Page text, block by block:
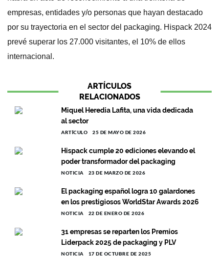
empresas, entidades y/o personas que hayan destacado
por su trayectoria en el sector del packaging. Hispack 2024
prevé superar los 27.000 visitantes, el 10% de ellos
internacional.
ARTÍCULOS
RELACIONADOS
Miquel Heredia Lafita, una vida dedicada
al sector
ARTÍCULO 25 DE MAYO DE 2026
Hispack cumple 20 ediciones elevando el
poder transformador del packaging
NOTICIA 23 DE MARZO DE 2026
El packaging español logra 10 galardones
en los prestigiosos WorldStar Awards 2026
NOTICIA 22 DE ENERO DE 2026
31 empresas se reparten los Premios
Liderpack 2025 de packaging y PLV
NOTICIA 17 DE OCTUBRE DE 2025